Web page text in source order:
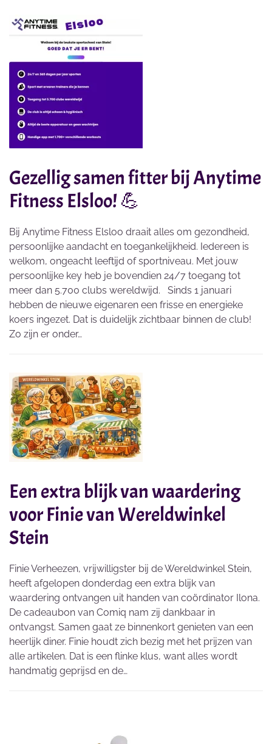
Gezellig samen fitter bij Anytime
Fitness Elsloo! 💪
Bij Anytime Fitness Elsloo draait alles om gezondheid,
persoonlijke aandacht en toegankelijkheid. Iedereen is
welkom, ongeacht leeftijd of sportniveau. Met jouw
persoonlijke key heb je bovendien 24/7 toegang tot
meer dan 5.700 clubs wereldwijd. Sinds 1 januari
hebben de nieuwe eigenaren een frisse en energieke
koers ingezet. Dat is duidelijk zichtbaar binnen de club!
Zo zijn er onder…
Een extra blijk van waardering
voor Finie van Wereldwinkel
Stein
Finie Verheezen, vrijwilligster bij de Wereldwinkel Stein,
heeft afgelopen donderdag een extra blijk van
waardering ontvangen uit handen van coördinator Ilona.
De cadeaubon van Comiq nam zij dankbaar in
ontvangst. Samen gaat ze binnenkort genieten van een
heerlijk diner. Finie houdt zich bezig met het prijzen van
alle artikelen. Dat is een flinke klus, want alles wordt
handmatig geprijsd en de…